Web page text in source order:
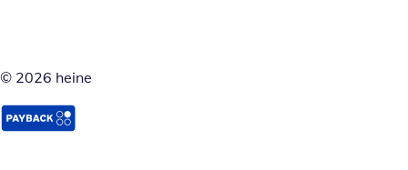
© 2026 heine